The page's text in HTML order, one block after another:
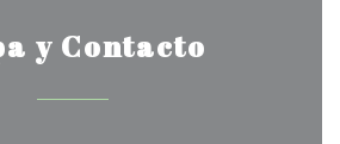
y Contacto